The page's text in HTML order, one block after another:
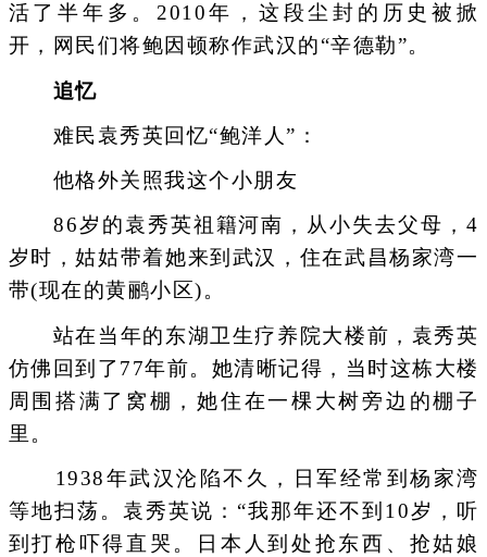
活了半年多。2010年，这段尘封的历史被掀
开，网民们将鲍因顿称作武汉的“辛德勒”。
追忆
难民袁秀英回忆“鲍洋人”：
他格外关照我这个小朋友
86岁的袁秀英祖籍河南，从小失去父母，4
岁时，姑姑带着她来到武汉，住在武昌杨家湾一
带(现在的黄鹂小区)。
站在当年的东湖卫生疗养院大楼前，袁秀英
仿佛回到了77年前。她清晰记得，当时这栋大楼
周围搭满了窝棚，她住在一棵大树旁边的棚子
里。
1938年武汉沦陷不久，日军经常到杨家湾
等地扫荡。袁秀英说：“我那年还不到10岁，听
到打枪吓得直哭。日本人到处抢东西、抢姑娘